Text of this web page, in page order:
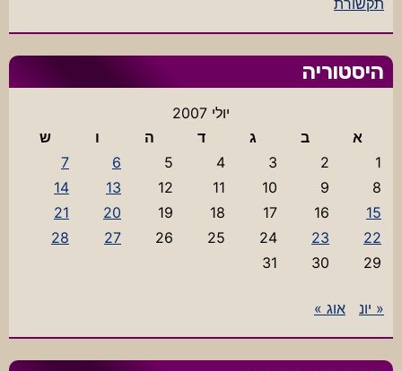
תקשורת
היסטוריה
יולי 2007
א
ב ג ד ה ו
ש
1
2
3
4
5
6
7
8
9
10
11
12
13
14
15
16
17
18
19
20
21
22
23
24
25
26
27
28
29
30
31
« יונ אוג »